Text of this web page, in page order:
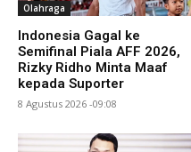
Olahraga
Indonesia Gagal ke
Semifinal Piala AFF 2026,
Rizky Ridho Minta Maaf
kepada Suporter
8 Agustus 2026 -09:08